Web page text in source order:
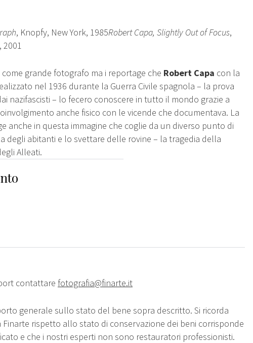
, Knopfy, New York, 1985Robert Capa, Slightly Out of Focus,
2001
come grande fotografo ma i reportage che Robert Capa con la
nel 1936 durante la Guerra Civile spagnola – la prova
nazifascisti – lo fecero conoscere in tutto il mondo grazie a
anche fisico con le vicende che documentava. La
anche in questa immagine che coglie da un diverso punto di
degli abitanti e lo svettare delle rovine – la tragedia della
Alleati.
contattare fotografia@finarte.it
generale sullo stato del bene sopra descritto. Si ricorda
rispetto allo stato di conservazione dei beni corrisponde
e che i nostri esperti non sono restauratori professionisti.